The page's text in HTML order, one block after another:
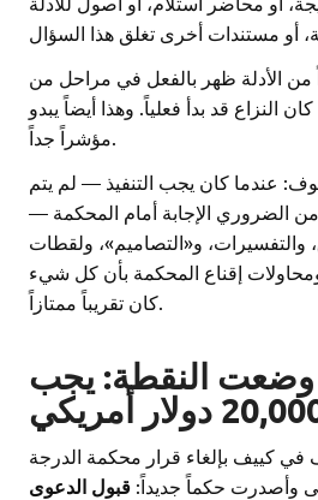
من الأدلة ظهر بالفعل في مراحل من
النزاع قد بدأ فعلياً. وهذا أيضاً يبدو
عندما كان يجب التنفيذ — لم يتم
من الضروري الإجابة أمام المحكمة —
والتفسيرات، و«التصاميم»، ولقطات
إقناع المحكمة بأن كل شيء
وضعت النقطة: يجب
في كييف بإلغاء قرار محكمة الدرجة
وأصدرت حكماً جديداً: قبول الدعوى